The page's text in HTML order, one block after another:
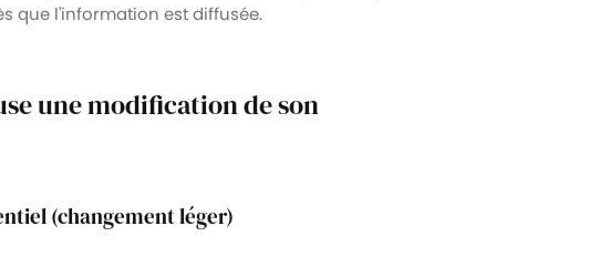
que l'information est diffusée.
une modification de son
(changement léger)